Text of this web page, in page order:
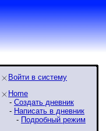
Войти в систему
Home
- Создать дневник
- Написать в дневник
- Подробный режим